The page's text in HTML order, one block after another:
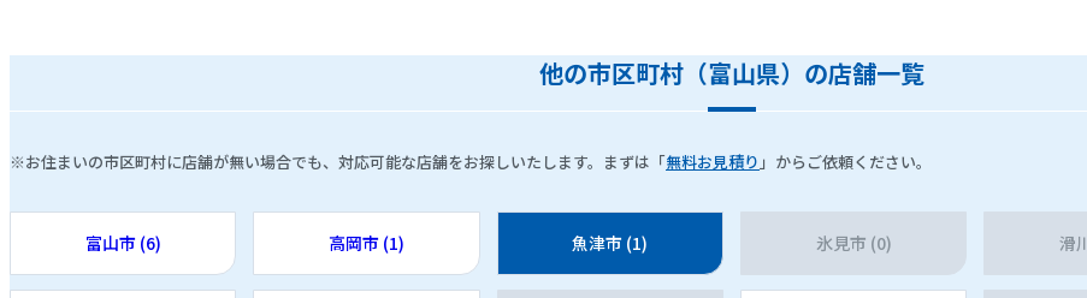
他の市区町村（富山県）の店舗一覧
※お住まいの市区町村に店舗が無い場合でも、対応可能な店舗をお探しいたします。まずは「無料お見積り 」からご依頼ください。
富山市 (6) 高岡市 (1) 魚津市 (1) 氷見市 (0) 滑